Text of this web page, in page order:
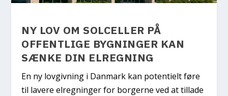
NY LOV OM SOLCELLER PÅ
OFFENTLIGE BYGNINGER KAN
SÆNKE DIN ELREGNING
En ny lovgivning i Danmark kan potentielt føre
til lavere elregninger for borgerne ved at tillade